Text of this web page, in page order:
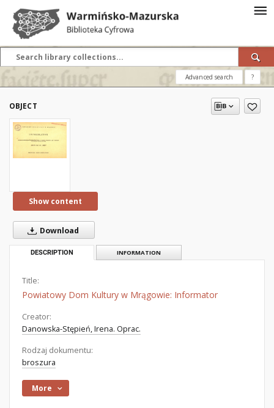
Advanced search ?
OBJECT
Show content
Download
DESCRIPTION INFORMATION
Title:
Powiatowy Dom Kultury w Mrągowie: Informator
Creator:
Danowska-Stępień, Irena. Oprac.
Rodzaj dokumentu:
broszura
More